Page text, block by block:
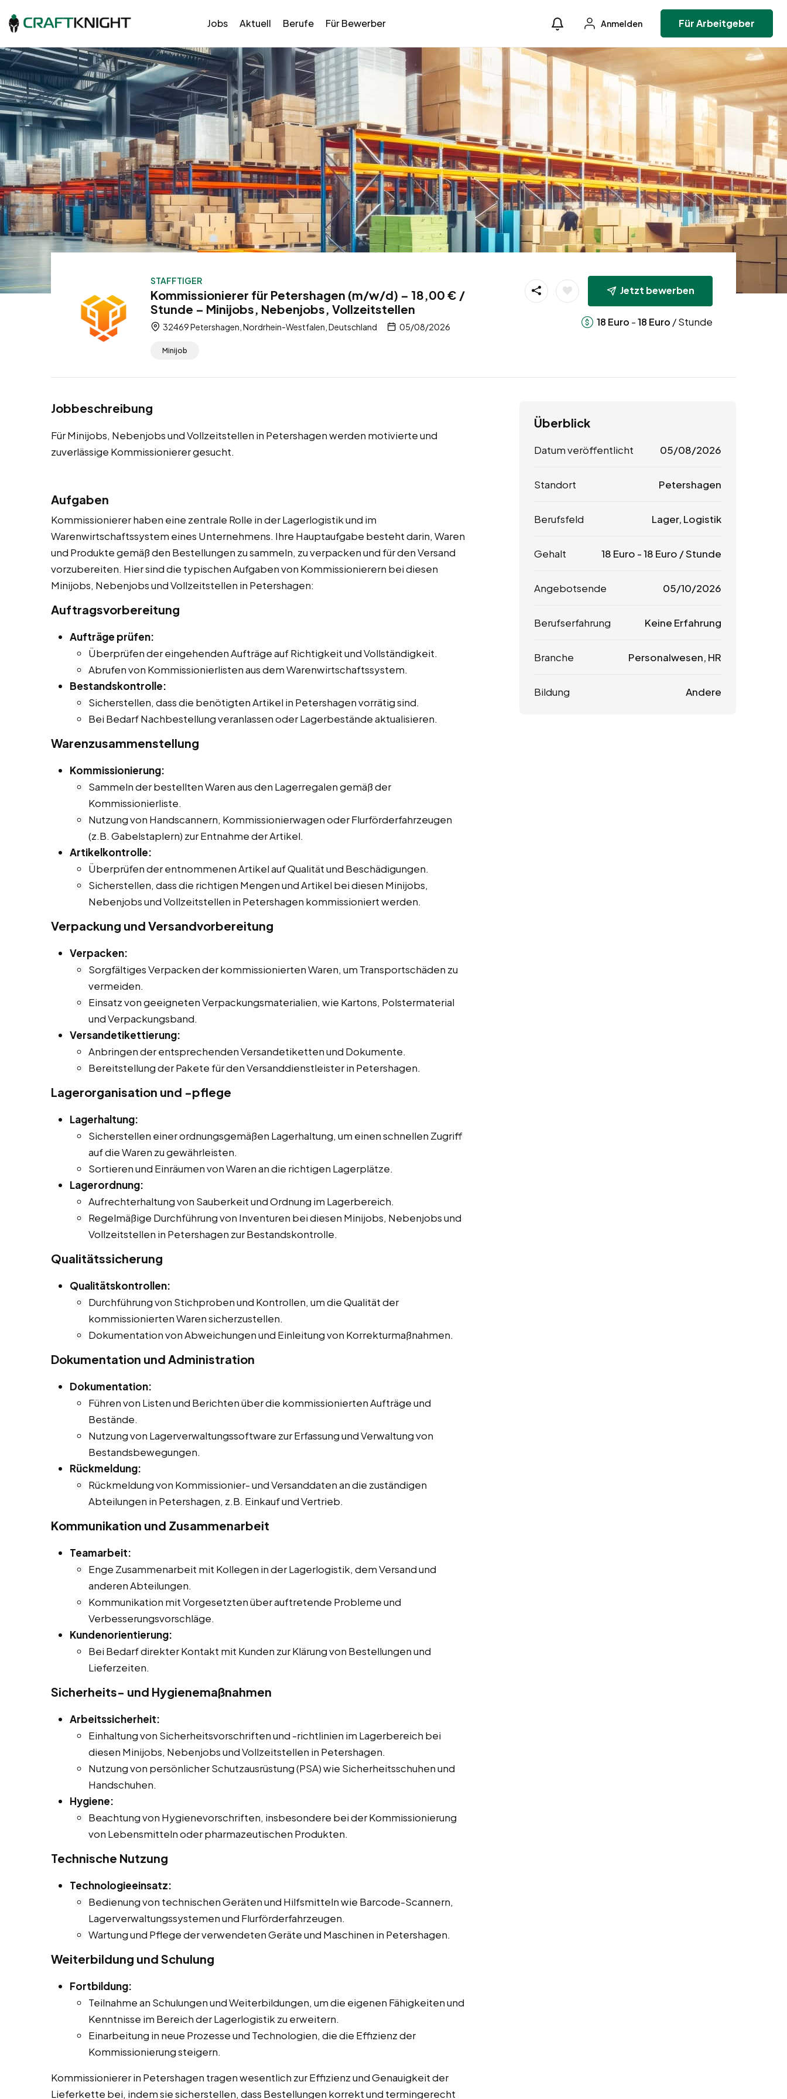
Jobs Aktuell Berufe Für Bewerber Anmelden Für Arbeitgeber
STAFFTIGER
Kommissionierer für Petershagen (m/w/d) – 18,00 € /
Stunde – Minijobs, Nebenjobs, Vollzeitstellen
32469 Petershagen, Nordrhein-Westfalen, Deutschland 05/08/2026
Minijob
Jetzt bewerben
18 Euro -18 Euro / Stunde
Jobbeschreibung
Für Minijobs, Nebenjobs und Vollzeitstellen in Petershagen werden motivierte und
zuverlässige Kommissionierer gesucht.
Aufgaben
Kommissionierer haben eine zentrale Rolle in der Lagerlogistik und im
Warenwirtschaftssystem eines Unternehmens. Ihre Hauptaufgabe besteht darin, Waren
und Produkte gemäß den Bestellungen zu sammeln, zu verpacken und für den Versand
vorzubereiten. Hier sind die typischen Aufgaben von Kommissionierern bei diesen
Minijobs, Nebenjobs und Vollzeitstellen in Petershagen:
Auftragsvorbereitung
Aufträge prüfen:
Überprüfen der eingehenden Aufträge auf Richtigkeit und Vollständigkeit.
Abrufen von Kommissionierlisten aus dem Warenwirtschaftssystem.
Bestandskontrolle:
Sicherstellen, dass die benötigten Artikel in Petershagen vorrätig sind.
Bei Bedarf Nachbestellung veranlassen oder Lagerbestände aktualisieren.
Warenzusammenstellung
Kommissionierung:
Sammeln der bestellten Waren aus den Lagerregalen gemäß der
Kommissionierliste.
Nutzung von Handscannern, Kommissionierwagen oder Flurförderfahrzeugen
(z.B. Gabelstaplern) zur Entnahme der Artikel.
Artikelkontrolle:
Überprüfen der entnommenen Artikel auf Qualität und Beschädigungen.
Sicherstellen, dass die richtigen Mengen und Artikel bei diesen Minijobs,
Nebenjobs und Vollzeitstellen in Petershagen kommissioniert werden.
Verpackung und Versandvorbereitung
Verpacken:
Sorgfältiges Verpacken der kommissionierten Waren, um Transportschäden zu
vermeiden.
Einsatz von geeigneten Verpackungsmaterialien, wie Kartons, Polstermaterial
und Verpackungsband.
Versandetikettierung:
Anbringen der entsprechenden Versandetiketten und Dokumente.
Bereitstellung der Pakete für den Versanddienstleister in Petershagen.
Lagerorganisation und -pflege
Lagerhaltung:
Sicherstellen einer ordnungsgemäßen Lagerhaltung, um einen schnellen Zugriff
auf die Waren zu gewährleisten.
Sortieren und Einräumen von Waren an die richtigen Lagerplätze.
Lagerordnung:
Aufrechterhaltung von Sauberkeit und Ordnung im Lagerbereich.
Regelmäßige Durchführung von Inventuren bei diesen Minijobs, Nebenjobs und
Vollzeitstellen in Petershagen zur Bestandskontrolle.
Qualitätssicherung
Qualitätskontrollen:
Durchführung von Stichproben und Kontrollen, um die Qualität der
kommissionierten Waren sicherzustellen.
Dokumentation von Abweichungen und Einleitung von Korrekturmaßnahmen.
Dokumentation und Administration
Dokumentation:
Führen von Listen und Berichten über die kommissionierten Aufträge und
Bestände.
Nutzung von Lagerverwaltungssoftware zur Erfassung und Verwaltung von
Bestandsbewegungen.
Rückmeldung:
Rückmeldung von Kommissionier- und Versanddaten an die zuständigen
Abteilungen in Petershagen, z.B. Einkauf und Vertrieb.
Kommunikation und Zusammenarbeit
Teamarbeit:
Enge Zusammenarbeit mit Kollegen in der Lagerlogistik, dem Versand und
anderen Abteilungen.
Kommunikation mit Vorgesetzten über auftretende Probleme und
Verbesserungsvorschläge.
Kundenorientierung:
Bei Bedarf direkter Kontakt mit Kunden zur Klärung von Bestellungen und
Lieferzeiten.
Sicherheits- und Hygienemaßnahmen
Arbeitssicherheit:
Einhaltung von Sicherheitsvorschriften und -richtlinien im Lagerbereich bei
diesen Minijobs, Nebenjobs und Vollzeitstellen in Petershagen.
Nutzung von persönlicher Schutzausrüstung (PSA) wie Sicherheitsschuhen und
Handschuhen.
Hygiene:
Beachtung von Hygienevorschriften, insbesondere bei der Kommissionierung
von Lebensmitteln oder pharmazeutischen Produkten.
Technische Nutzung
Technologieeinsatz:
Bedienung von technischen Geräten und Hilfsmitteln wie Barcode-Scannern,
Lagerverwaltungssystemen und Flurförderfahrzeugen.
Wartung und Pflege der verwendeten Geräte und Maschinen in Petershagen.
Weiterbildung und Schulung
Fortbildung:
Teilnahme an Schulungen und Weiterbildungen, um die eigenen Fähigkeiten und
Kenntnisse im Bereich der Lagerlogistik zu erweitern.
Einarbeitung in neue Prozesse und Technologien, die die Effizienz der
Kommissionierung steigern.
Kommissionierer in Petershagen tragen wesentlich zur Effizienz und Genauigkeit der
Lieferkette bei, indem sie sicherstellen, dass Bestellungen korrekt und termingerecht
Überblick
Datum veröffentlicht 05/08/2026
Standort Petershagen
Berufsfeld Lager, Logistik
Gehalt 18 Euro -18 Euro / Stunde
Angebotsende 05/10/2026
Berufserfahrung Keine Erfahrung
Branche Personalwesen, HR
Bildung Andere